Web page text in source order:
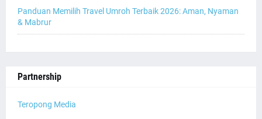
Panduan Memilih Travel Umroh Terbaik 2026: Aman, Nyaman
& Mabrur
Partnership
Teropong Media